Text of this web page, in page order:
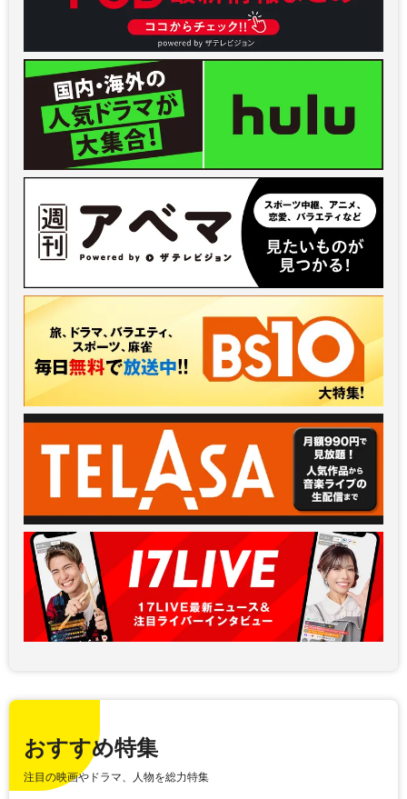
おすすめ特集
注目の映画やドラマ、人物を総力特集